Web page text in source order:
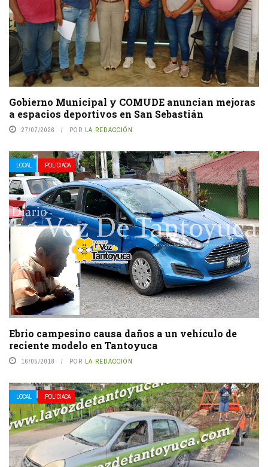
Gobierno Municipal y COMUDE anuncian mejoras
a espacios deportivos en San Sebastián
27/07/2026 POR LA REDACCIÓN
LOCAL POLICIACA
Ebrio campesino causa daños a un vehículo de
reciente modelo en Tantoyuca
16/05/2018 POR LA REDACCIÓN
LOCAL POLICIACA